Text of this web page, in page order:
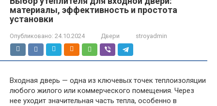
материалы, эффективность и простота
установки
Опубликовано: 24.10.2024 Двери stroyadmin
Входная дверь — одна из ключевых точек теплоизоляции
любого жилого или коммерческого помещения. Через
нее уходит значительная часть тепла, особенно в